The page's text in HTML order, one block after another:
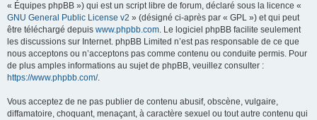
« Équipes phpBB ») qui est un script libre de forum, déclaré sous la licence «
GNU General Public License v2 » (désigné ci-après par « GPL ») et qui peut
être téléchargé depuis www.phpbb.com. Le logiciel phpBB facilite seulement
les discussions sur Internet. phpBB Limited n’est pas responsable de ce que
nous acceptons ou n’acceptons pas comme contenu ou conduite permis. Pour
de plus amples informations au sujet de phpBB, veuillez consulter :
https://www.phpbb.com/.
Vous acceptez de ne pas publier de contenu abusif, obscène, vulgaire,
diffamatoire, choquant, menaçant, à caractère sexuel ou tout autre contenu qui